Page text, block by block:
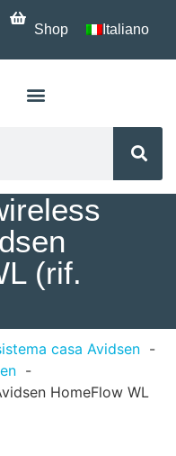
Shop Italiano
(rif.
casa Avidsen
HomeFlow WL